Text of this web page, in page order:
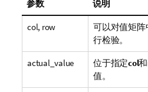
参数 说明
col, row
可以对值矩
行检验。
actual_value 位于指定col和
值。